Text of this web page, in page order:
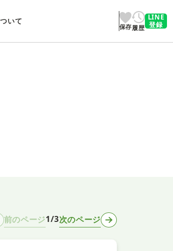
いて
保存履歴
LINE
登録
前のページ1/3次のページ